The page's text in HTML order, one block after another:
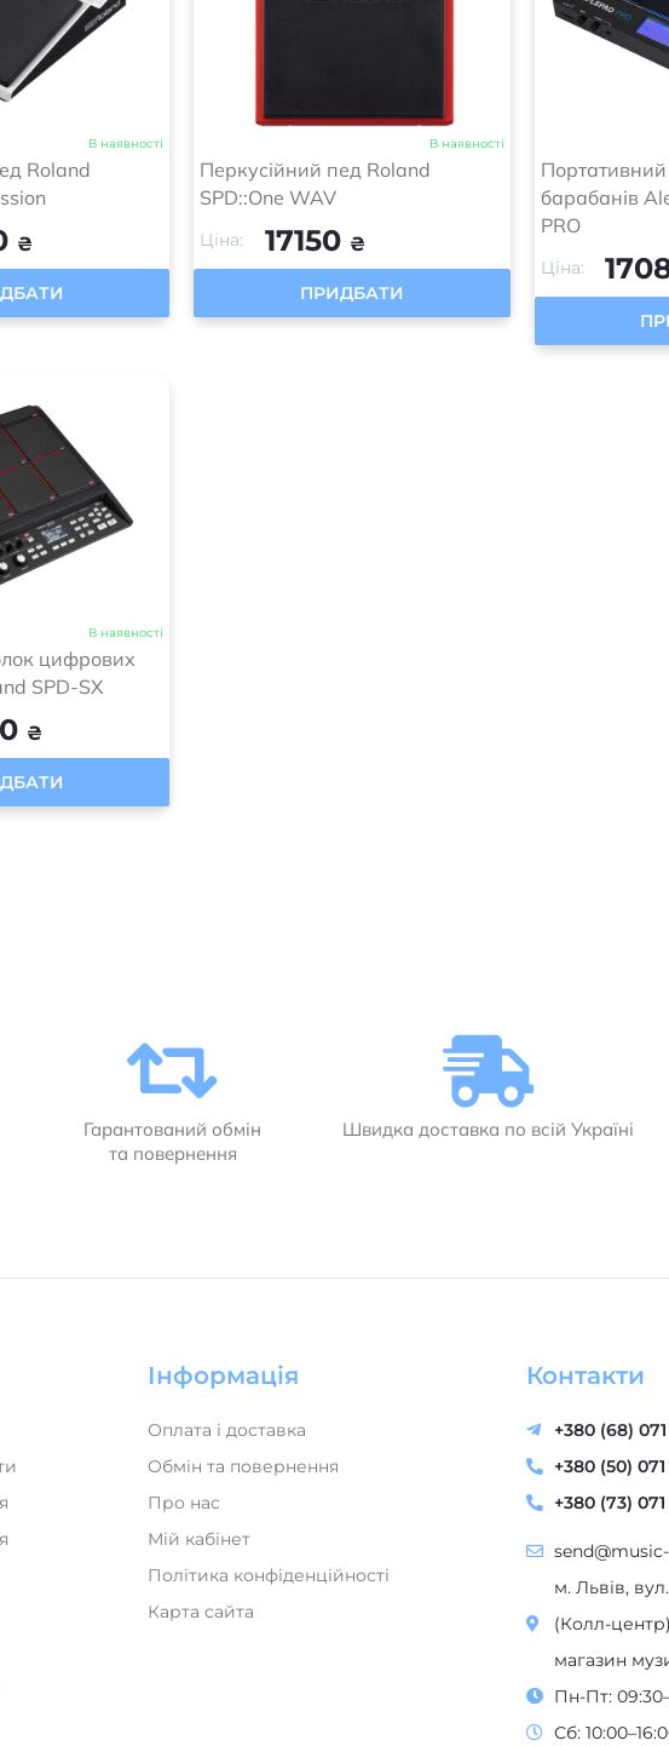
В наявності
Roland
₴
В наявності
Перкусійний пед Roland
SPD::One WAV
Ціна: 17150 ₴
ПРИДБАТИ
барабанів
PRO
Ціна:
В наявності
цифрових
SPD-SX
₴
Гарантований обмін
та повернення
Швидка доставка по всій Україні
Інформація
Оплата і доставка
Обмін та повернення
Про нас
Мій кабінет
Політика конфіденційності
Карта сайта
Контакти
+380 (68)
+380 (50)
+380 (73)
м. Львів,
(Колл-
магазин
Пн-Пт:
Сб: